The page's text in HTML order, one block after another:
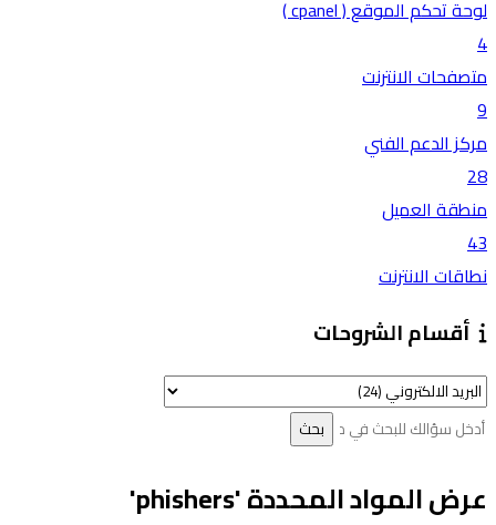
لوحة تحكم الموقع ( cpanel )
4
متصفحات الانترنت
9
مركز الدعم الفني
28
منطقة العميل
43
نطاقات الانترنت
أقسام الشروحات
عرض المواد المحددة 'phishers'